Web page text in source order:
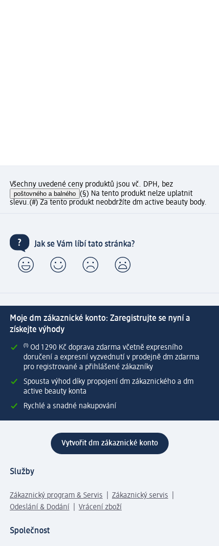
Všechny uvedené ceny produktů jsou vč. DPH, bez
poštovného a balného (§) Na tento produkt nelze uplatnit
slevu.(#) Za tento produkt neobdržíte dm active beauty body.
Jak se Vám líbí tato stránka?
Moje dm zákaznické konto: Zaregistrujte se nyní a
získejte výhody
⁽¹⁾ Od 1 290 Kč doprava zdarma včetně expresního
doručení a expresní vyzvednutí v prodejně dm zdarma
pro registrované a přihlášené zákazníky
Spousta výhod díky propojení dm zákaznického a dm
active beauty konta
Rychlé a snadné nakupování
Vytvořit dm zákaznické konto
Služby
Zákaznický program & Servis
Zákaznický servis
Odeslání & Dodání
Vrácení zboží
Společnost